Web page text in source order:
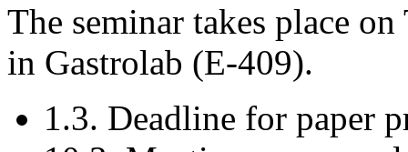
The seminar takes place
in Gastrolab (E-409).
1.3. Deadline for paper